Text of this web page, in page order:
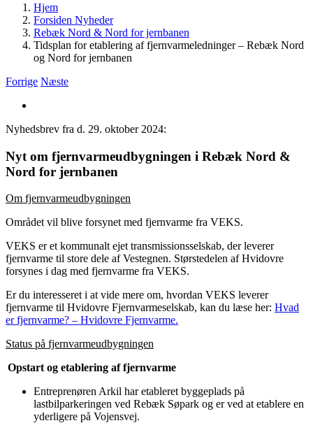
Hjem
Forsiden Nyheder
Rebæk Nord & Nord for jernbanen
Tidsplan for etablering af fjernvarmeledninger – Rebæk Nord
og Nord for jernbanen
Forrige Næste
billede
Nyhedsbrev fra d. 29. oktober 2024:
Nyt om fjernvarmeudbygningen i Rebæk Nord &
Nord for jernbanen
Om fjernvarmeudbygningen
Området vil blive forsynet med fjernvarme fra VEKS.
VEKS er et kommunalt ejet transmissionsselskab, der leverer
fjernvarme til store dele af Vestegnen. Størstedelen af Hvidovre
forsynes i dag med fjernvarme fra VEKS.
Er du interesseret i at vide mere om, hvordan VEKS leverer
fjernvarme til Hvidovre Fjernvarmeselskab, kan du læse her: Hvad
er fjernvarme? – Hvidovre Fjernvarme.
Status på fjernvarmeudbygningen
Opstart og etablering af fjernvarme
Entreprenøren Arkil har etableret byggeplads på
lastbilparkeringen ved Rebæk Søpark og er ved at etablere en
yderligere på Vojensvej.